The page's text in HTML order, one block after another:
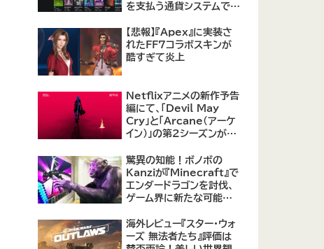
を支払う通貨システムで
【悲報】『Apex』に実装さ
れたFF7コラボスキンが
酷すぎて炎上
Netflixアニメの新作予告
編にて、「Devil May
Cry」と「Arcane（アーケ
イン）」の第2シーズンが紹
驚異の知能！ボノボの
Kanziが『Minecraft』で
エンダードラゴンを討伐、
ゲーム界に新たな可能性
海外レビュー『スター・ウォ
ーズ 無法者たち』評価は